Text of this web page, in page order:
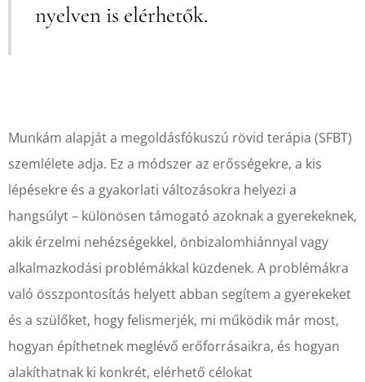
nyelven is elérhetők.
Munkám alapját a megoldásfókuszú rövid terápia (SFBT)
szemlélete adja. Ez a módszer az erősségekre, a kis
lépésekre és a gyakorlati változásokra helyezi a
hangsúlyt – különösen támogató azoknak a gyerekeknek,
akik érzelmi nehézségekkel, önbizalomhiánnyal vagy
alkalmazkodási problémákkal küzdenek. A problémákra
való összpontosítás helyett abban segítem a gyerekeket
és a szülőket, hogy felismerjék, mi működik már most,
hogyan építhetnek meglévő erőforrásaikra, és hogyan
alakíthatnak ki konkrét, elérhető célokat